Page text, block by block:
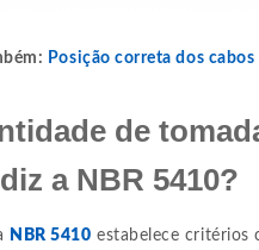
Posição correta dos
de
a NBR 5410?
NBR 5410 estabelece critérios